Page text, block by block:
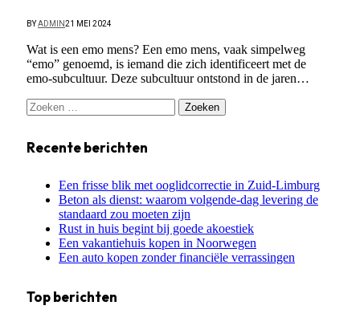
BYADMIN21 MEI 2024
Wat is een emo mens? Een emo mens, vaak simpelweg
“emo” genoemd, is iemand die zich identificeert met de
emo-subcultuur. Deze subcultuur ontstond in de jaren…
Zoeken
naar:
Recente berichten
Een frisse blik met ooglidcorrectie in Zuid-Limburg
Beton als dienst: waarom volgende-dag levering de
standaard zou moeten zijn
Rust in huis begint bij goede akoestiek
Een vakantiehuis kopen in Noorwegen
Een auto kopen zonder financiële verrassingen
Top berichten